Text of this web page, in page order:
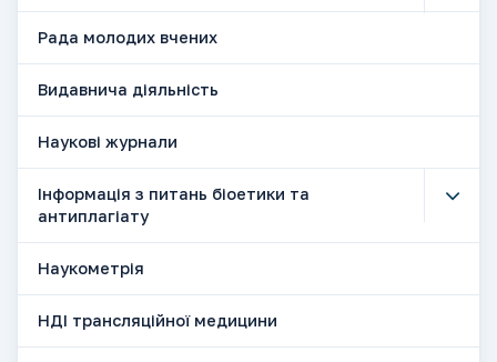
Рада молодих вчених
Видавнича діяльність
Наукові журнали
Інформація з питань біоетики та
антиплагіату
Наукометрія
НДІ трансляційної медицини